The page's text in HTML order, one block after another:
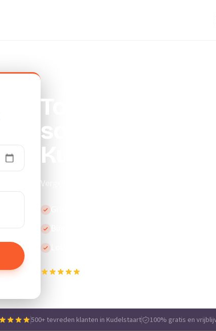
Top 10 beste
Kudelstaart
Vergelijk de beste schildersbedrijven in
Gratis en vrijblijvend
Binnen 24 uur reactie
Lokale vakmensen
500+ tevreden klanten in Kudelstaart 100% gratis en